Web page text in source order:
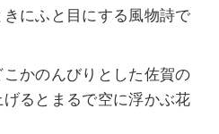
にふと目にする風物詩で
かのんびりとした佐賀の
るとまるで空に浮かぶ花